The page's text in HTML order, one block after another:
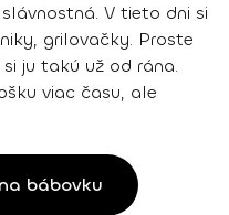
V tieto dni si
grilovačky. Proste
ju takú už od rána.
viac času, ale
bábovku